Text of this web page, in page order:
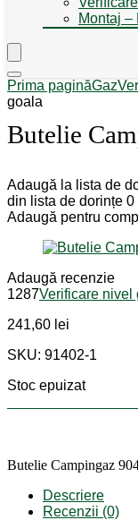
Montaj –
Prima paginăGaz
goala
Butelie
Adaugă la lista de
din lista de dorințe 0
Adaugă pentru
Adaugă recenzie
1287Verificare nivel
241,60 lei
SKU: 91402-1
Stoc epuizat
Butelie Campingaz
Descriere
Recenzii (0)